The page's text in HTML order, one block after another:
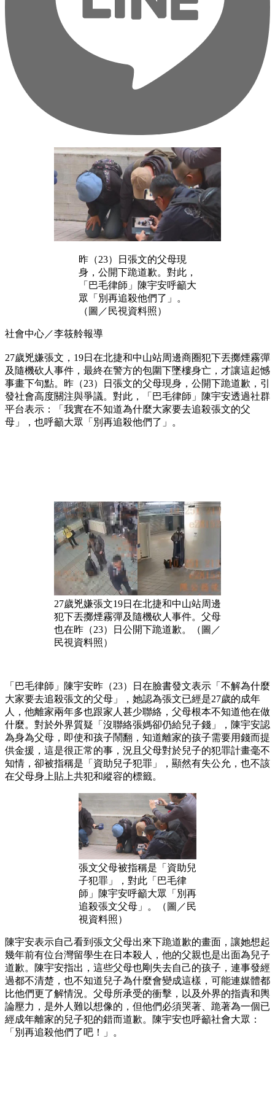
昨（23）日張文的父母現
身，公開下跪道歉。對此，
「巴毛律師」陳宇安呼籲大
眾「別再追殺他們了」。
（圖／民視資料照）
社會中心／李筱舲報導
27歲兇嫌張文，19日在北捷和中山站周邊商圈犯下丟擲煙霧彈
及隨機砍人事件，最終在警方的包圍下墜樓身亡，才讓這起憾
事畫下句點。昨（23）日張文的父母現身，公開下跪道歉，引
發社會高度關注與爭議。對此，「巴毛律師」陳宇安透過社群
平台表示：「我實在不知道為什麼大家要去追殺張文的父
母」，也呼籲大眾「別再追殺他們了」。
27歲兇嫌張文19日在北捷和中山站周邊
犯下丟擲煙霧彈及隨機砍人事件。父母
也在昨（23）日公開下跪道歉。（圖／
民視資料照）
「巴毛律師」陳宇安昨（23）日在臉書發文表示「不解為什麼
大家要去追殺張文的父母」，她認為張文已經是27歲的成年
人，他離家兩年多也跟家人甚少聯絡，父母根本不知道他在做
什麼。對於外界質疑「沒聯絡張媽卻仍給兒子錢」，陳宇安認
為身為父母，即使和孩子鬧翻，知道離家的孩子需要用錢而提
供金援，這是很正常的事，況且父母對於兒子的犯罪計畫毫不
知情，卻被指稱是「資助兒子犯罪」，顯然有失公允，也不該
在父母身上貼上共犯和縱容的標籤。
張文父母被指稱是「資助兒
子犯罪」，對此「巴毛律
師」陳宇安呼籲大眾「別再
追殺張文父母」。（圖／民
視資料照）
陳宇安表示自己看到張文父母出來下跪道歉的畫面，讓她想起
幾年前有位台灣留學生在日本殺人，他的父親也是出面為兒子
道歉。陳宇安指出，這些父母也剛失去自己的孩子，連事發經
過都不清楚，也不知道兒子為什麼會變成這樣，可能連媒體都
比他們更了解情況。父母所承受的衝擊，以及外界的指責和輿
論壓力，是外人難以想像的，但他們必須哭著、跪著為一個已
經成年離家的兒子犯的錯而道歉。陳宇安也呼籲社會大眾：
「別再追殺他們了吧！」。